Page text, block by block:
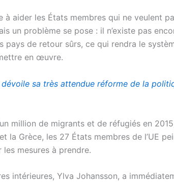
à aider les États membres qui ne veulent
un problème se pose : il n’existe pas
pays de retour sûrs, ce qui rendra le
en œuvre.
dévoile sa très attendue réforme de la
million de migrants et de réfugiés en
la Grèce, les 27 États membres de l’UE
mesures à prendre.
intérieures, Ylva Johansson, a